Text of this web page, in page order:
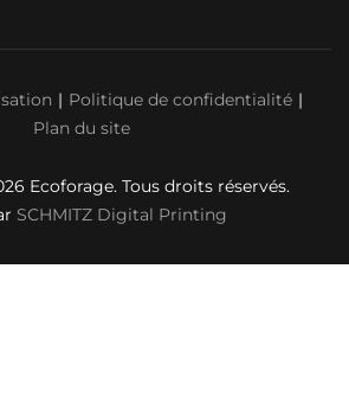
Politique de confidentialité
Plan du site
Ecoforage. Tous droits réservés.
SCHMITZ Digital Printing